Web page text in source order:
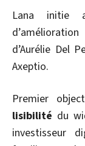
Lana initie
d’Aurélie Del
Axeptio.
Premier
lisibilité du
investisseur